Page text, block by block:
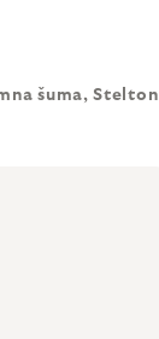
šuma, Stelton